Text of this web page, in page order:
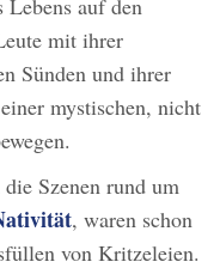
mit ihrer
Sünden und ihrer
mystischen, nicht
Szenen rund um
, waren schon
von Kritzeleien.